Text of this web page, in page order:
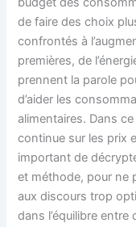
de faire des choix
confrontés à
premières, de
prennent la parole
d’aider les
alimentaires. Dans
continue sur les prix
important de
et méthode, pour ne
aux discours trop
dans l’équilibre